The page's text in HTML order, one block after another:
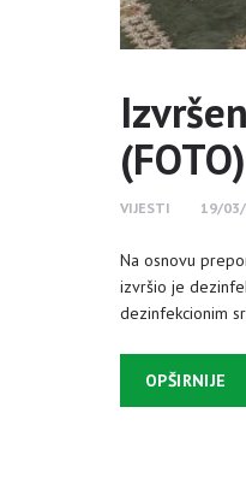
(FOTO)
VIJESTI 19/
Na osnovu
izvršio je
dezinfekcionim
OPŠIRNIJE